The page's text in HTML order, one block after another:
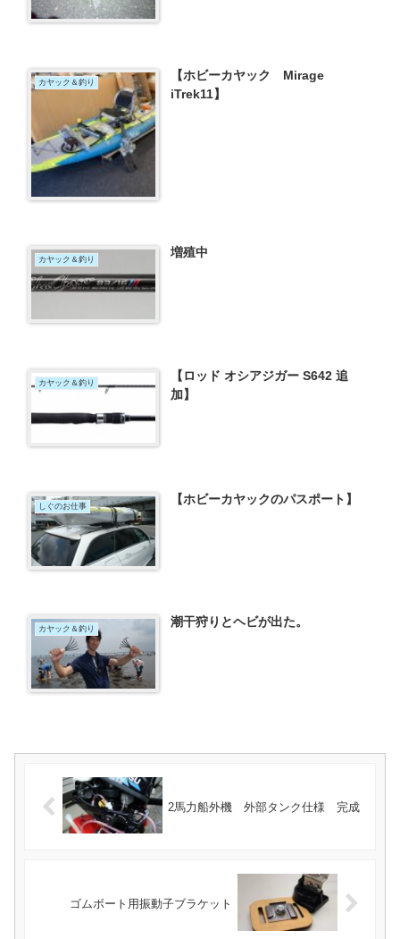
カヤック＆釣り
【ホビーカヤック Mirage
iTrek11】
カヤック＆釣り 増殖中
カヤック＆釣り
【ロッド オシアジガー S642 追
加】
しぐのお仕事 【ホビーカヤックのパスポート】
カヤック＆釣り 潮干狩りとヘビが出た。
2馬力船外機 外部タンク仕様 完成
ゴムボート用振動子ブラケット